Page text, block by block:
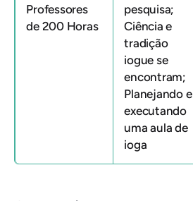
Professores
de 200 Horas
pesquisa;
Ciência e
tradição
iogue se
encontram;
Planejando e
executando
uma aula de
ioga